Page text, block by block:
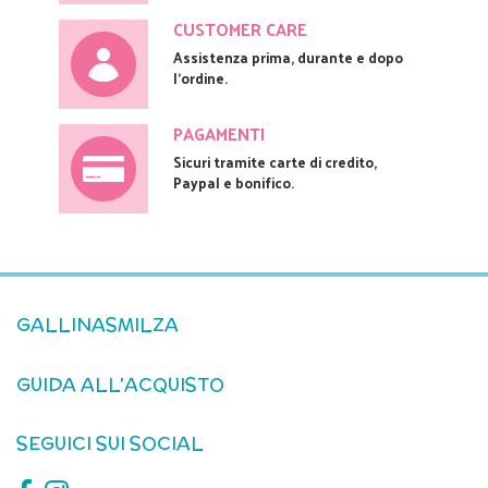
CUSTOMER CARE
Assistenza prima, durante e dopo
l'ordine.
PAGAMENTI
Sicuri tramite carte di credito,
Paypal e bonifico.
GALLINASMILZA
GUIDA ALL'ACQUISTO
SEGUICI SUI SOCIAL